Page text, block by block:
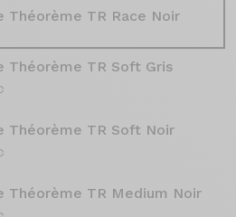
Théorème TR Race Noir
Théorème TR Soft Gris
Théorème TR Soft Noir
Théorème TR Medium Noir